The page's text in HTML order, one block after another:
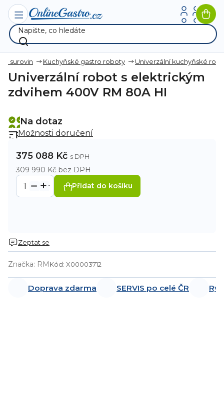
Přejít
obsah
surovin Kuchyňské gastro roboty Univerzální kuchyňské
Univerzální robot s elektrickým
zdvihem 400V RM 80A HI
Značka: RMKód: X00003712
Na dotaz
Možnosti doručení
375 088 Kč
309 990 Kč bez DPH
Přidat do košíku
Zeptat se
Doprava zdarma SERVIS po celé ČR